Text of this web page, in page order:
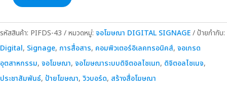
จำนวน
Signage
จอ
โฆษณา
ตั้ง
รหัสสินค้า: PIFDS-43 หมวดหมู่: จอโฆษณา DIGITAL SIGNAGE
ป้ายกำกับ:
Digital, Signage, การสื่อสาร, คอมพิวเตอร์อิเลคทรอนิคส์, จอเกรด
อุตสาหกรรม, จอโฆษณา, จอโฆษณาระบบดิจิตอลไซเนท, ดิจิตอลไซเนจ,
ประชาสัมพันธ์, ป้ายโฆษณา, วิวบอร์ด, สร้างสื่อโฆษณา